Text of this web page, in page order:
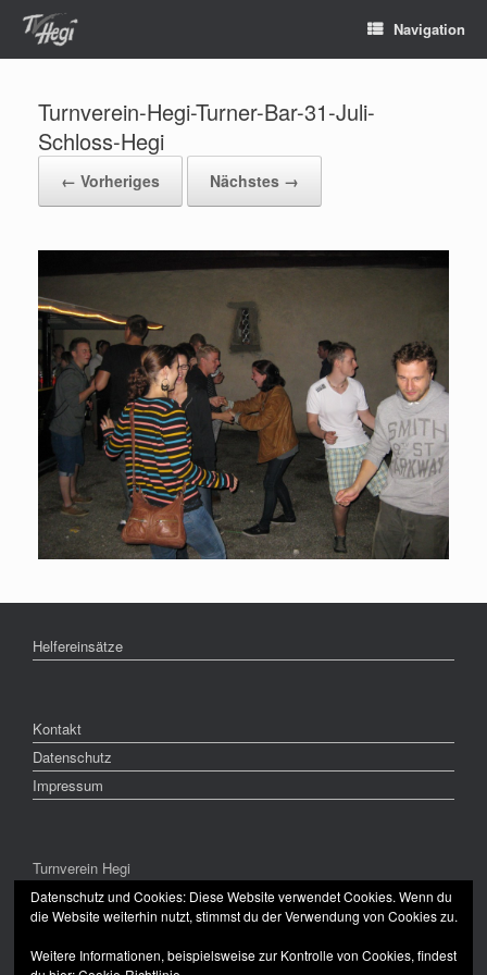
Navigation
Turnverein-Hegi-Turner-Bar-31-Juli-
Schloss-Hegi
← Vorheriges Nächstes →
Helfereinsätze
Kontakt
Datenschutz
Impressum
Turnverein Hegi
CH-8409 Winterthur
Datenschutz und Cookies: Diese Website verwendet Cookies. Wenn du
die Website weiterhin nutzt, stimmst du der Verwendung von Cookies zu.
Weitere Informationen, beispielsweise zur Kontrolle von Cookies, findest